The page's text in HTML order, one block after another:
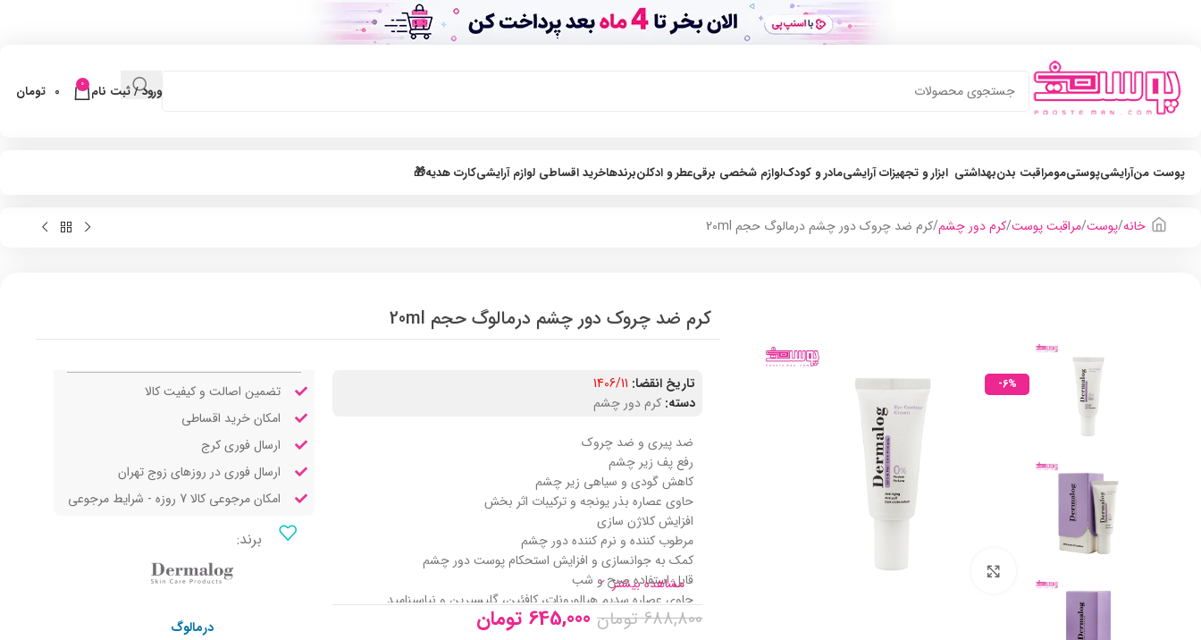
ورود / ثبت نام 0
0 تومان
پوست منآرایشیپوستیمومراقبت بدنبهداشتی ابزار و تجهیزات آرایشیمادر و کودکلوازم شخصی برقیعطر و ادکلنبرندهاخرید اقساطی لوازم آرایشیکارت هدیه🎁
خانه پوست مراقبت پوست کرم دور چشم کرم ضد چروک دور چشم درمالوگ حجم 20ml
-6%
بزرگنمایی تصویر
کرم ضد چروک دور چشم درمالوگ حجم 20ml
تاریخ انقضا: 1406/11
دسته: کرم دور چشم
ضد پیری و ضد چروک
رفع پف زیر چشم
کاهش گودی و سیاهی زیر چشم
حاوی عصاره بذر یونجه و ترکیبات اثر بخش
افزایش کلاژن‌ سازی
مرطوب‌ کننده و نرم‌ کننده دور چشم
کمک به جوانسازی و افزایش استحکام پوست دور چشم
قابل استفاده صبح و شب
حاوی عصاره سدیم هیالورونات، کافئین، گلیسیرین و نیاسینامید
مشاهده بیشتر
688,800 تومان 645,000 تومان
تضمین اصالت و کیفیت کالا
امکان خرید اقساطی
ارسال فوری کرج
ارسال فوری در روزهای زوج تهران
امکان مرجوعی کالا 7 روزه - شرایط مرجوعی
برند:
درمالوگ